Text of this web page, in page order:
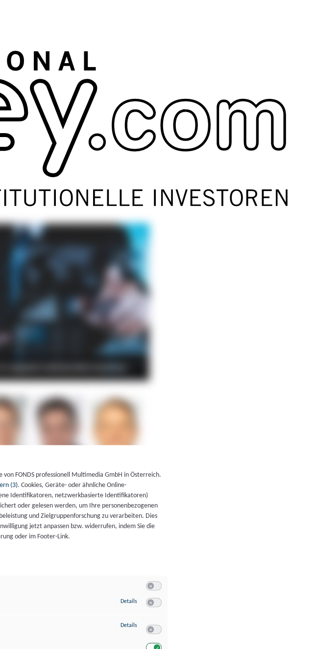
FONDS professionell Multimedia GmbH in Österreich.
(3). Cookies, Geräte- oder ähnliche Online-
Identifikatoren, netzwerkbasierte Identifikatoren)
oder gelesen werden, um Ihre personenbezogenen
und Zielgruppenforschung zu verarbeiten. Dies
jetzt anpassen bzw. widerrufen, indem Sie die
oder im Footer-Link.
Details zu Speichern von oder Zugriff auf Informationen auf einem Endgerät
Details zu Verwendung reduzierter Daten zur Auswahl von Werbeanzeigen